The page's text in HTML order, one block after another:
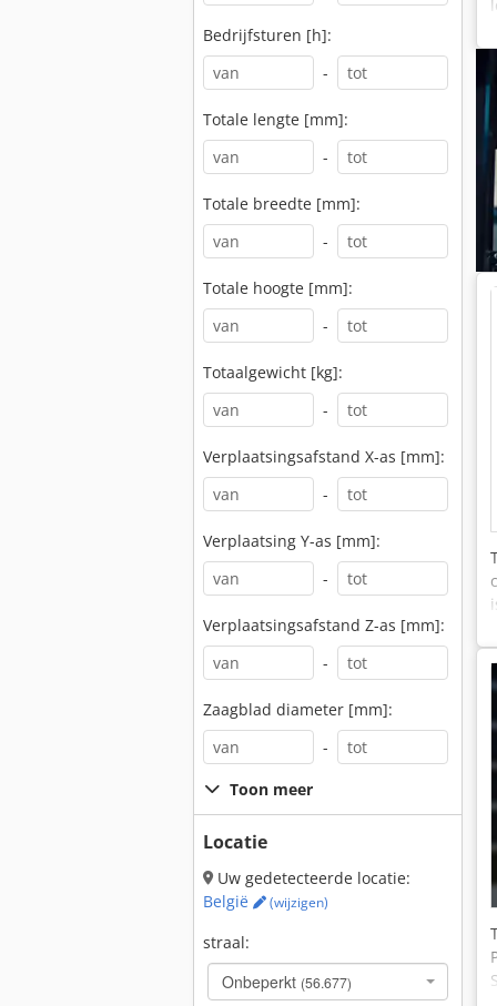
Bedrijfsturen [h]:
-
Totale lengte [mm]:
-
Totale breedte [mm]:
-
Totale hoogte [mm]:
-
Totaalgewicht [kg]:
-
Verplaatsingsafstand X-as [mm]:
-
Verplaatsing Y-as [mm]:
-
Verplaatsingsafstand Z-as [mm]:
-
Zaagblad diameter [mm]:
-
Toon meer
Locatie
Uw gedetecteerde locatie:
België
(wijzigen)
straal:
Onbeperkt (56.677)